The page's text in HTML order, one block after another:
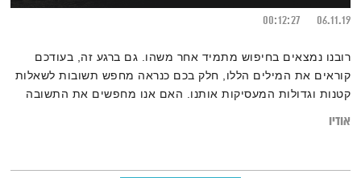
06.11.19
00:12:27
רובנו נמצאים בחיפוש מתמיד אחר משהו. גם ברגע זה, בעודכם
קוראים את המילים הללו, חלק בכם כנראה מחפש תשובות לשאלות
קטנות וגדולות המעסיקות אותנו. האם אנו מחפשים את התשובה
אודיו